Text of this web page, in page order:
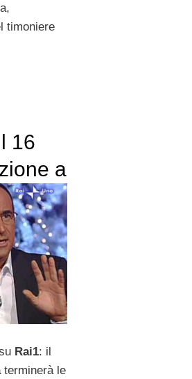
timoniere
16
a
il
Rai1: il
terminerà le